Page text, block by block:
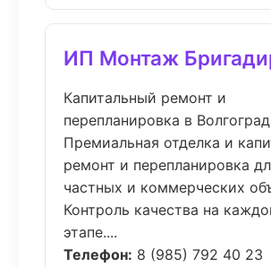
ИП Монтаж
Капитальный ремонт и
перепланировка в Волгоград
Премиальная отделка и
ремонт и перепланировка
частных и коммерческих
Контроль качества на
этапе....
Телефон: 8 (985) 792 40 23